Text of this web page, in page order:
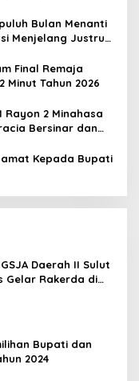
Bulan Menanti
Menjelang Justru
Final Remaja
Minut Tahun 2026
Rayon 2 Minahasa
Bersinar dan
Kepada Bupati
Daerah II Sulut
Gelar Rakerda di
Bupati dan
2024